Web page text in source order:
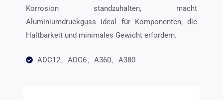
Korrosion standzuhalten, macht
Aluminiumdruckguss ideal für Komponenten, die
Haltbarkeit und minimales Gewicht erfordern.
ADC12、ADC6、A360、A380